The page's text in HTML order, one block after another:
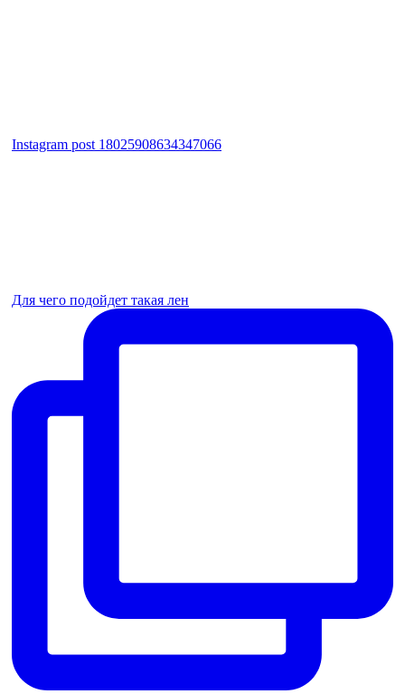
Instagram post 18025908634347066
Для чего подойдет такая лен